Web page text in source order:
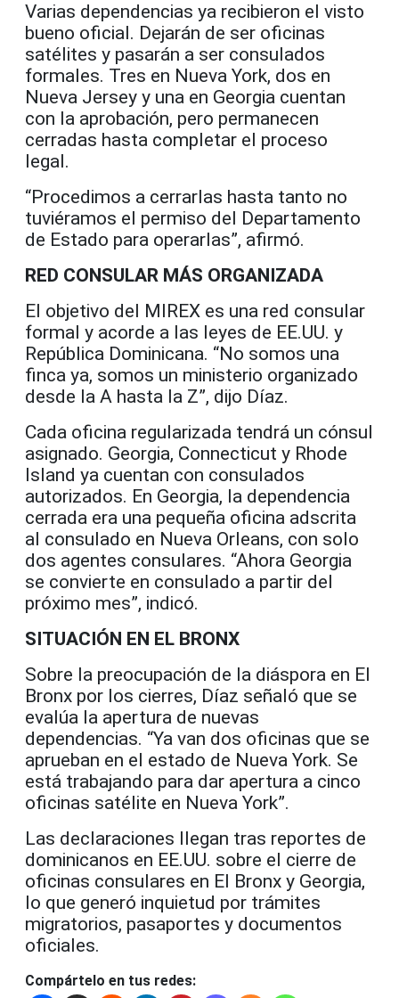
Varias dependencias ya recibieron el visto
bueno oficial. Dejarán de ser oficinas
satélites y pasarán a ser consulados
formales. Tres en Nueva York, dos en
Nueva Jersey y una en Georgia cuentan
con la aprobación, pero permanecen
cerradas hasta completar el proceso
legal.
“Procedimos a cerrarlas hasta tanto no
tuviéramos el permiso del Departamento
de Estado para operarlas”, afirmó.
RED CONSULAR MÁS ORGANIZADA
El objetivo del MIREX es una red consular
formal y acorde a las leyes de EE.UU. y
República Dominicana. “No somos una
finca ya, somos un ministerio organizado
desde la A hasta la Z”, dijo Díaz.
Cada oficina regularizada tendrá un cónsul
asignado. Georgia, Connecticut y Rhode
Island ya cuentan con consulados
autorizados. En Georgia, la dependencia
cerrada era una pequeña oficina adscrita
al consulado en Nueva Orleans, con solo
dos agentes consulares. “Ahora Georgia
se convierte en consulado a partir del
próximo mes”, indicó.
SITUACIÓN EN EL BRONX
Sobre la preocupación de la diáspora en El
Bronx por los cierres, Díaz señaló que se
evalúa la apertura de nuevas
dependencias. “Ya van dos oficinas que se
aprueban en el estado de Nueva York. Se
está trabajando para dar apertura a cinco
oficinas satélite en Nueva York”.
Las declaraciones llegan tras reportes de
dominicanos en EE.UU. sobre el cierre de
oficinas consulares en El Bronx y Georgia,
lo que generó inquietud por trámites
migratorios, pasaportes y documentos
oficiales.
Compártelo en tus redes: